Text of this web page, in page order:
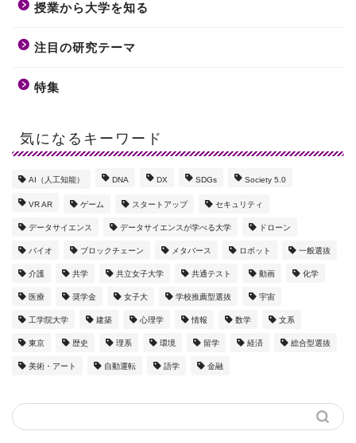
授業から大学を知る
注目の研究テーマ
特集
気になるキーワード
AI（人工知能） DNA DX SDGs Society 5.0
VR AR ゲーム スタートアップ セキュリティ
データサイエンス データサイエンスが学べる大学 ドローン
バイオ ブロックチェーン メタバース ロボット 一般選抜
介護 共学 共立女子大学 共通テスト 動画 化学
医療 奨学金 女子大 学校推薦型選抜 宇宙
工学院大学 建築 心理学 情報 数学 文系
東京 歴史 理系 環境 留学 経済 総合型選抜
美術・アート 自動運転 語学 金融